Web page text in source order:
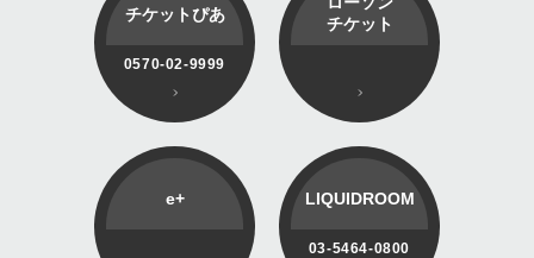
チケットぴあ
0570-02-9999
チケット
e+ LIQUIDROOM
03-5464-0800